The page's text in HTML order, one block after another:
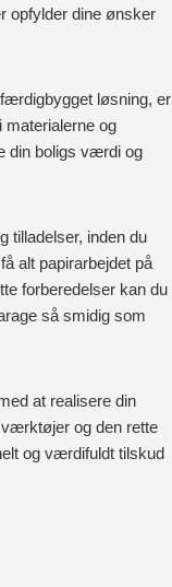
opfylder dine ønsker
løsning, er
materialerne og
din boligs værdi og
tilladelser, inden du
alt papirarbejdet på
forberedelser kan du
så smidig som
at realisere din
og den rette
og værdifuldt tilskud